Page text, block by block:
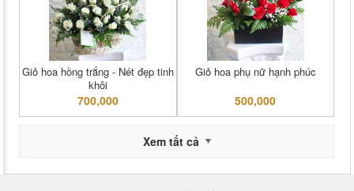
Giỏ hoa hồng trắng - Nét đẹp tinh
khôi
700,000
Giỏ hoa phụ nữ hạnh phúc
500,000
Xem tất cả